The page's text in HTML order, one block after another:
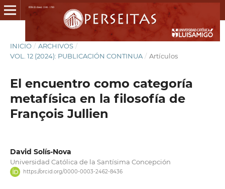
INICIO / ARCHIVOS /
VOL. 12 (2024): PUBLICACIÓN CONTINUA / Artículos
El encuentro como categoría
metafísica en la filosofía de
François Jullien
David Solís-Nova
Universidad Católica de la Santísima Concepción
https://orcid.org/0000-0003-2462-8436